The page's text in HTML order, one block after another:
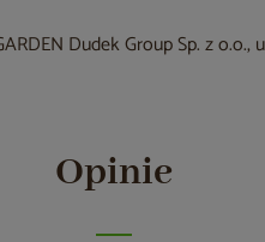
Dudek Group Sp. z o.o.,
Opinie